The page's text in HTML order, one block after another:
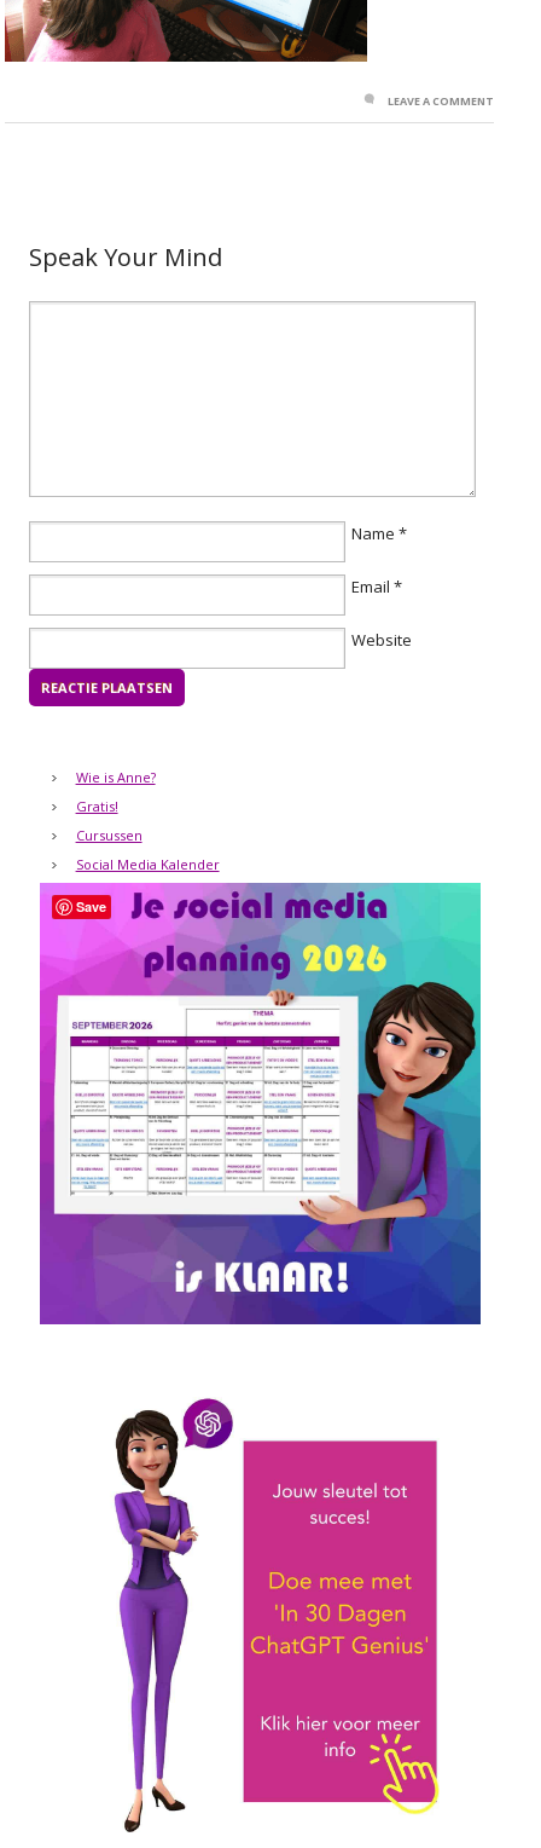
LEAVE A COMMENT
Speak Your Mind
Name *
Email *
Website
Wie is Anne?
Gratis!
Cursussen
Social Media Kalender
Save